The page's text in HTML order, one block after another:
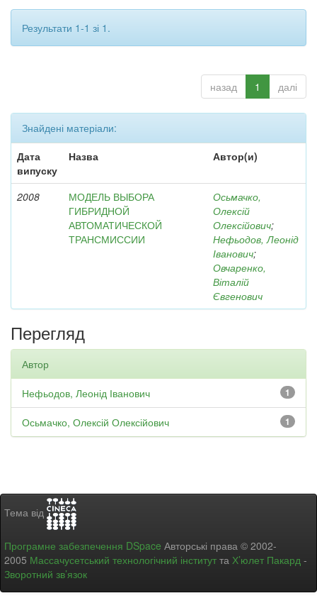
Результати 1-1 зі 1.
назад 1 далі
Знайдені матеріали:
Дата
випуску
Назва Автор(и)
2008
МОДЕЛЬ ВЫБОРА
ГИБРИДНОЙ
АВТОМАТИЧЕСКОЙ
ТРАНСМИССИИ
Осьмачко,
Олексій
Олексійович;
Нефьодов, Леонід
Іванович;
Овчаренко,
Віталій
Євгенович
Перегляд
Автор
1
Нефьодов, Леонід Іванович
1
Осьмачко, Олексій Олексійович
Тема від
Програмне забезпечення DSpace Авторські права © 2002-
2005 Массачусетський технологічний інститут та Х’юлет Пакард -
Зворотний зв’язок